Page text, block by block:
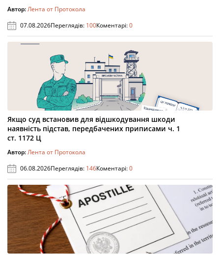
Автор:Лента от Протокола
07.08.2026Переглядів: 100Коментарі:0
Якщо суд встановив для відшкодування шкоди
наявність підстав, передбачених приписами ч. 1
ст. 1172 Ц
Автор:Лента от Протокола
06.08.2026Переглядів: 146Коментарі:0